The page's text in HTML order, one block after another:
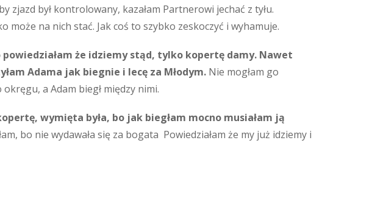
zjazd był kontrolowany, kazałam Partnerowi jechać z tyłu.
na nich stać. Jak coś to szybko zeskoczyć i wyhamuje.
powiedziałam że idziemy stąd, tylko kopertę damy. Nawet
Adama jak biegnie i lecę za Młodym. Nie mogłam go
a Adam biegł między nimi.
wymięta była, bo jak biegłam mocno musiałam ją
bo nie wydawała się za bogata Powiedziałam że my już idziemy i